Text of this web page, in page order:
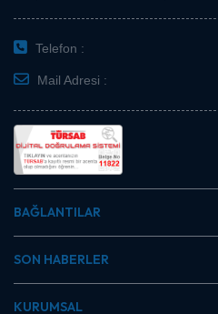
Telefon :
Mail Adresi :
BAĞLANTILAR
SON HABERLER
KURUMSAL